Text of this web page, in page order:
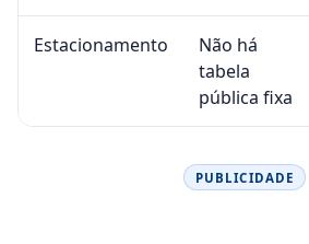
Estacionamento
Não há
tabela
pública fixa
PUBLICIDADE